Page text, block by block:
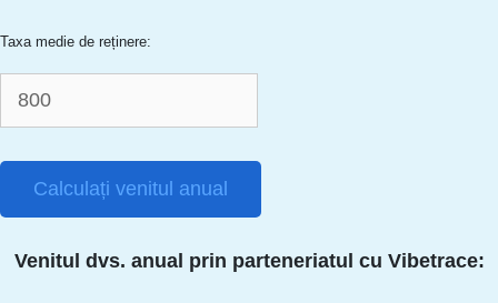
Taxa medie de reținere:
Calculați venitul anual
Venitul dvs. anual prin parteneriatul cu Vibetrace: